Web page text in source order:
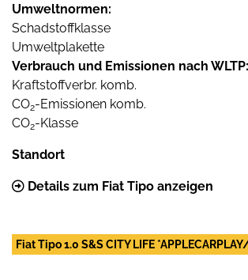
Umweltnormen:
Schadstoffklasse
Umweltplakette
Verbrauch und Emissionen nach WLTP:
Kraftstoffverbr. komb.
CO2-Emissionen komb.
CO2-Klasse
Standort
Details zum Fiat Tipo anzeigen
Fiat Tipo 1.0 S&S CITY LIFE